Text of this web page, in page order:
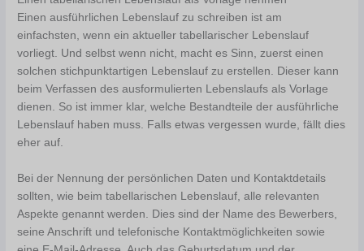
Einen ausführlichen Lebenslauf zu schreiben ist am
einfachsten, wenn ein aktueller tabellarischer Lebenslauf
vorliegt. Und selbst wenn nicht, macht es Sinn, zuerst einen
solchen stichpunktartigen Lebenslauf zu erstellen. Dieser kann
beim Verfassen des ausformulierten Lebenslaufs als Vorlage
dienen. So ist immer klar, welche Bestandteile der ausführliche
Lebenslauf haben muss. Falls etwas vergessen wurde, fällt dies
eher auf.
Bei der Nennung der persönlichen Daten und Kontaktdetails
sollten, wie beim tabellarischen Lebenslauf, alle relevanten
Aspekte genannt werden. Dies sind der Name des Bewerbers,
seine Anschrift und telefonische Kontaktmöglichkeiten sowie